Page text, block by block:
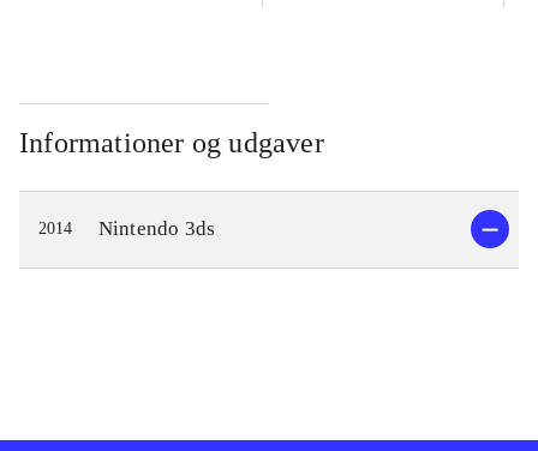
Informationer og udgaver
2014 Nintendo 3ds